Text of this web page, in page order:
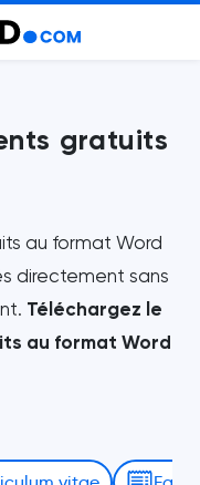
gratuits
au format Word
directement sans
Téléchargez le
au format Word